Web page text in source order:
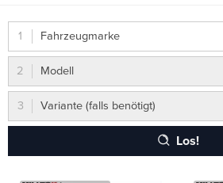
Fahrzeugmarke
Modell
Variante (falls benötigt)
Los!